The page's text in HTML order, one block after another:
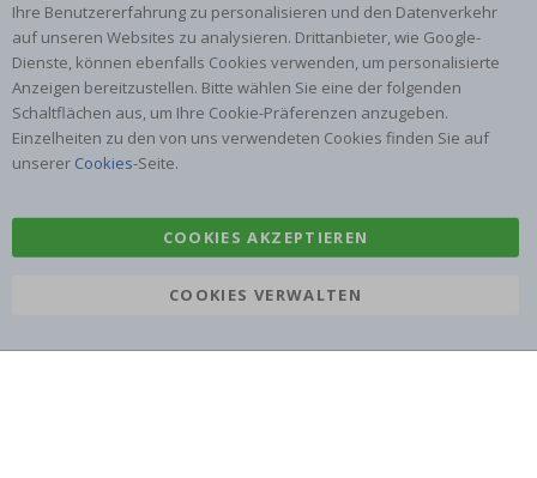
Beliebte Kategorien
Namensaufkleber
Wandtattoos
Fliesenaufkleber
Poster
Aufkleber
Ihre Benutzererfahrung zu personalisieren und den Datenverkehr
auf unseren Websites zu analysieren. Drittanbieter, wie Google-
Dienste, können ebenfalls Cookies verwenden, um personalisierte
Anzeigen bereitzustellen. Bitte wählen Sie eine der folgenden
Schaltflächen aus, um Ihre Cookie-Präferenzen anzugeben.
Einzelheiten zu den von uns verwendeten Cookies finden Sie auf
unserer Cookies-Seite.
COOKIES AKZEPTIEREN
COOKIES VERWALTEN